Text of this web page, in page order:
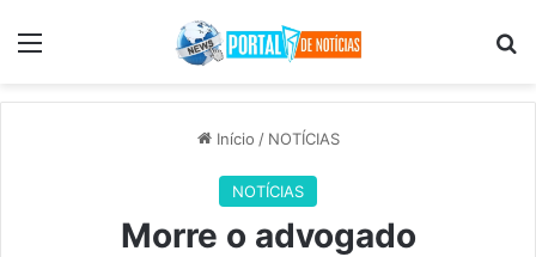
Menu
Início / NOTÍCIAS
NOTÍCIAS
Morre o advogado